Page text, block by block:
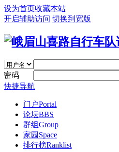
设为首页收藏本站
开启辅助访问 切换到宽版
密码
快捷导航
门户Portal
论坛BBS
群组Group
家园 Space
排行榜Ranklist